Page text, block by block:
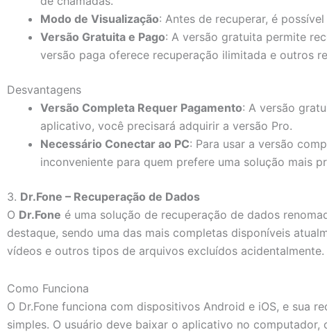
Modo de Visualização: Antes de recuperar, é
Versão Gratuita e Pago: A versão gratuita permite
versão paga oferece recuperação ilimitada e outros
Desvantagens
Versão Completa Requer Pagamento: A versão
aplicativo, você precisará adquirir a versão Pro.
Necessário Conectar ao PC: Para usar a versão
inconveniente para quem prefere uma solução mais
3. Dr.Fone – Recuperação de Dados
O Dr.Fone é uma solução de recuperação de dados
destaque, sendo uma das mais completas disponíveis
vídeos e outros tipos de arquivos excluídos acidentalmente.
Como Funciona
O Dr.Fone funciona com dispositivos Android e iOS, e sua
simples. O usuário deve baixar o aplicativo no computador,